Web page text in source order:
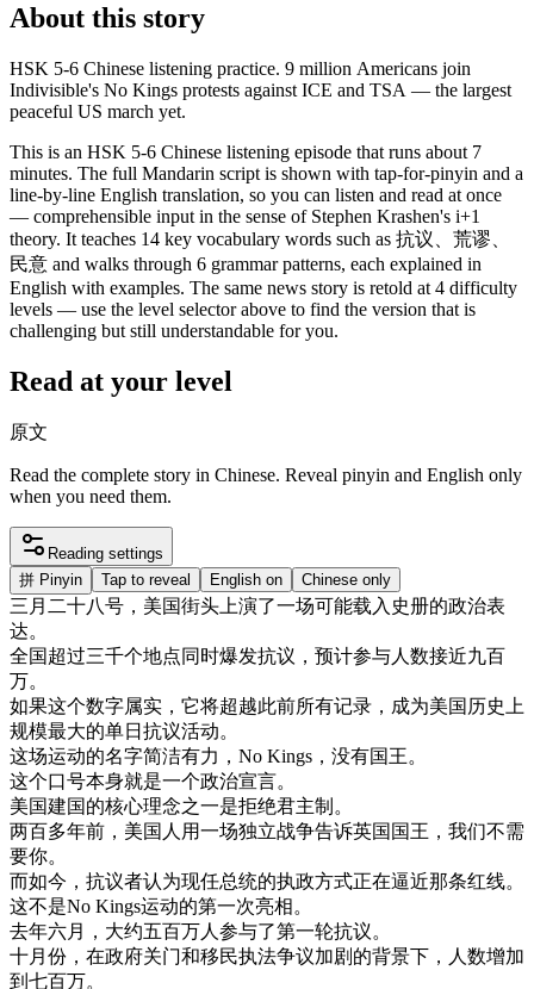
About this story
HSK 5-6 Chinese listening practice. 9 million Americans join
Indivisible's No Kings protests against ICE and TSA — the largest
peaceful US march yet.
This is an HSK 5-6 Chinese listening episode that runs about 7
minutes. The full Mandarin script is shown with tap-for-pinyin and a
line-by-line English translation, so you can listen and read at once
— comprehensible input in the sense of Stephen Krashen's i+1
theory. It teaches 14 key vocabulary words such as 抗议、荒谬、
民意 and walks through 6 grammar patterns, each explained in
English with examples. The same news story is retold at 4 difficulty
levels — use the level selector above to find the version that is
challenging but still understandable for you.
Read at your level
原文
Read the complete story in Chinese. Reveal pinyin and English only
when you need them.
Reading settings
拼 Pinyin Tap to reveal English on Chinese only
三月 二十八号 ， 美国街头上演了一场可能载入 史册的政治表
达。
全国超过三千个地点同时爆发抗议 ， 预计参与人数接近九百
万。
如果这个数字属实 ， 它将超越此前所有记录 ， 成为美国历史上
规模最大的单日 抗议活动。
这场运动的名字简洁有力 ， No Kings ， 没有国王。
这个口号本身就是一个政治宣言。
美国建国的核心理念之一是拒绝君主制 。
两百多年前 ， 美国 人用一场独立战争告诉英国 国王 ， 我们不需
要你。
而如今 ， 抗议者认为现任总统的执政方式正在逼近那条红线。
这不是No Kings运动的第一次亮相。
去年六月 ， 大约五百万人参与了第一轮抗议。
十月份 ， 在政府关门和移民执法争议加剧 的背景下 ， 人数增加
到 七百万。